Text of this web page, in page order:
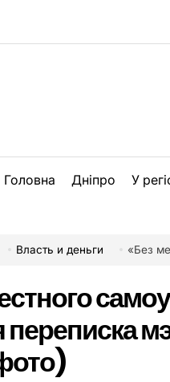
Головна Дніпро У
Власть и деньги «Без
переписка